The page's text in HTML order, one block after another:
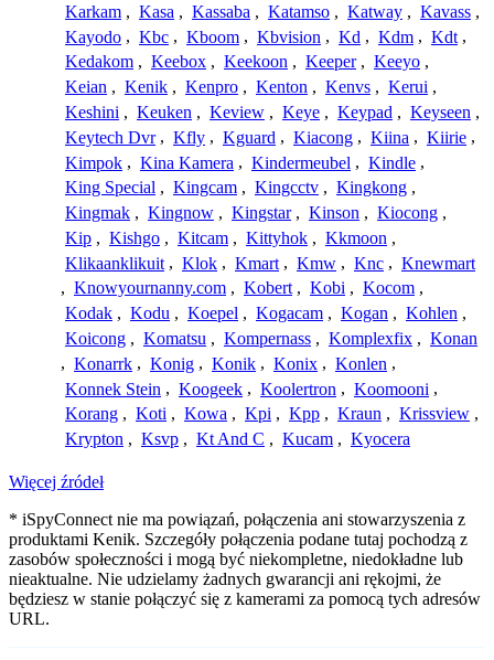
Karkam , Kasa , Kassaba , Katamso , Katway , Kavass ,
Kayodo , Kbc , Kboom , Kbvision , Kd , Kdm , Kdt ,
Kedakom , Keebox , Keekoon , Keeper , Keeyo ,
Keian , Kenik , Kenpro , Kenton , Kenvs , Kerui ,
Keshini , Keuken , Keview , Keye , Keypad , Keyseen ,
Keytech Dvr , Kfly , Kguard , Kiacong , Kiina , Kiirie ,
Kimpok , Kina Kamera , Kindermeubel , Kindle ,
King Special , Kingcam , Kingcctv , Kingkong ,
Kingmak , Kingnow , Kingstar , Kinson , Kiocong ,
Kip , Kishgo , Kitcam , Kittyhok , Kkmoon ,
Klikaanklikuit , Klok , Kmart , Kmw , Knc , Knewmart
, Knowyournanny.com , Kobert , Kobi , Kocom ,
Kodak , Kodu , Koepel , Kogacam , Kogan , Kohlen ,
Koicong , Komatsu , Kompernass , Komplexfix , Konan
, Konarrk , Konig , Konik , Konix , Konlen ,
Konnek Stein , Koogeek , Koolertron , Koomooni ,
Korang , Koti , Kowa , Kpi , Kpp , Kraun , Krissview ,
Krypton , Ksvp , Kt And C , Kucam , Kyocera
Więcej źródeł
* iSpyConnect nie ma powiązań, połączenia ani stowarzyszenia z
produktami Kenik. Szczegóły połączenia podane tutaj pochodzą z
zasobów społeczności i mogą być niekompletne, niedokładne lub
nieaktualne. Nie udzielamy żadnych gwarancji ani rękojmi, że
będziesz w stanie połączyć się z kamerami za pomocą tych adresów
URL.